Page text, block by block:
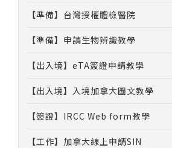
【準備】台灣授權體檢醫院
【準備】申請生物辨識教學
【出入境】eTA簽證申請教學
【出入境】入境加拿大圖文教學
【簽證】IRCC Web form教學
【工作】加拿大線上申請SIN